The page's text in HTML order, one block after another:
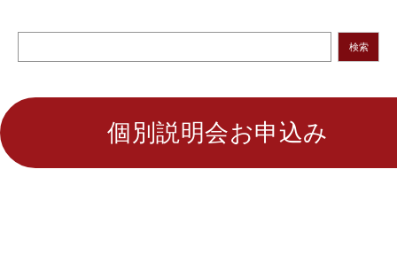
検索
個別説明会お申込み